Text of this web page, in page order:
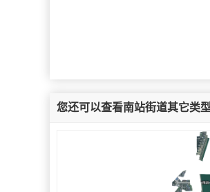
您还可以查看南站街道其它类型